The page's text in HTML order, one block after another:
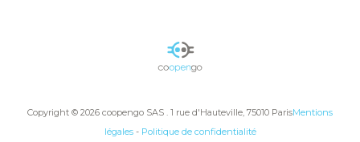
Copyright © 2026 coopengo SAS . 1 rue d'Hauteville, 75010 ParisMentions
légales- Politique de confidentialité